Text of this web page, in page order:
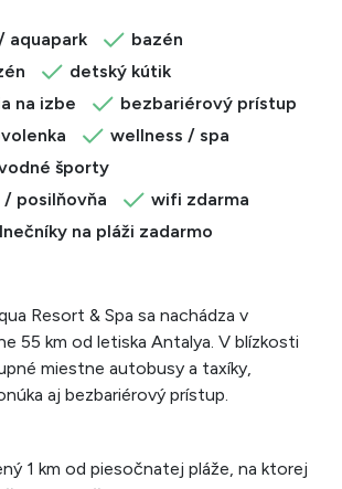
aquapark
bazén
detský kútik
na izbe
bezbariérový prístup
wellness / spa
športy
posilňovňa
wifi zdarma
na pláži zadarmo
Resort & Spa sa nachádza v
55 km od letiska Antalya. V blízkosti
miestne autobusy a taxíky,
aj bezbariérový prístup.
1 km od piesočnatej pláže, na ktorej